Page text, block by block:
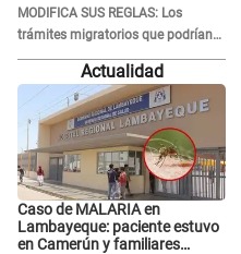
MODIFICA SUS REGLAS: Los
trámites migratorios que podrían
necesitar tu prueba de ADN
Actualidad
Caso de MALARIA en
Lambayeque: paciente estuvo
en Camerún y familiares